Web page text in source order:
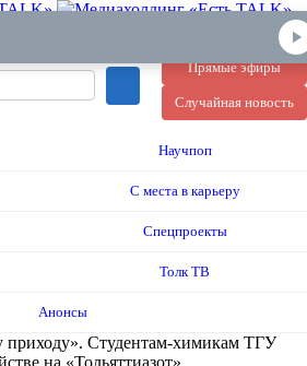
Прямые эфиры
Случайная новость
Научпоп
С места в карьеру
Спецпроекты
Толк ТВ
Анонсы
Студентам-химикам ТГУ
на «Тольяттиазот»